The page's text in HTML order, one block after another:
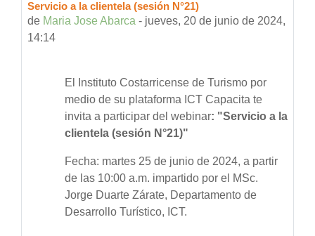
Servicio a la clientela (sesión N°21)
de Maria Jose Abarca - jueves, 20 de junio de 2024,
14:14
Número de respuestas: 0
El Instituto Costarricense de Turismo por
medio de su plataforma ICT Capacita te
invita a participar del webinar: "Servicio a la
clientela (sesión N°21)"
Fecha: martes 25 de junio de 2024, a partir
de las 10:00 a.m. impartido por el MSc.
Jorge Duarte Zárate, Departamento de
Desarrollo Turístico, ICT.